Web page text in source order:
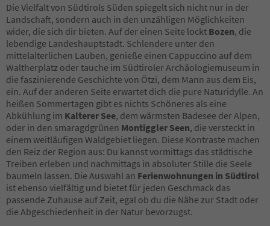
Die Vielfalt von Südtirols Süden spiegelt sich nicht nur in der
Landschaft, sondern auch in den unzähligen Möglichkeiten
wider, die sich dir bieten. Auf der einen Seite lockt Bozen, die
lebendige Landeshauptstadt. Schlendere unter den
mittelalterlichen Lauben, genieße einen Cappuccino auf dem
Waltherplatz oder tauche im Südtiroler Archäologiemuseum in
die faszinierende Geschichte von Ötzi, dem Mann aus dem Eis,
ein. Auf der anderen Seite erwartet dich die pure Naturidylle. An
heißen Sommertagen gibt es nichts Schöneres als eine
Abkühlung im Kalterer See, dem wärmsten Badesee der Alpen,
oder in den smaragdgrünen Montiggler Seen, die versteckt in
einem weitläufigen Waldgebiet liegen. Diese Kontraste machen
den Reiz der Region aus: Du kannst vormittags das städtische
Treiben erleben und nachmittags in absoluter Stille die Seele
baumeln lassen. Die Auswahl an Ferienwohnungen in Südtirol
ist ebenso vielfältig und bietet für jeden Geschmack das
passende Zuhause auf Zeit, egal ob du die Nähe zur Stadt oder
die Abgeschiedenheit in der Natur bevorzugst.